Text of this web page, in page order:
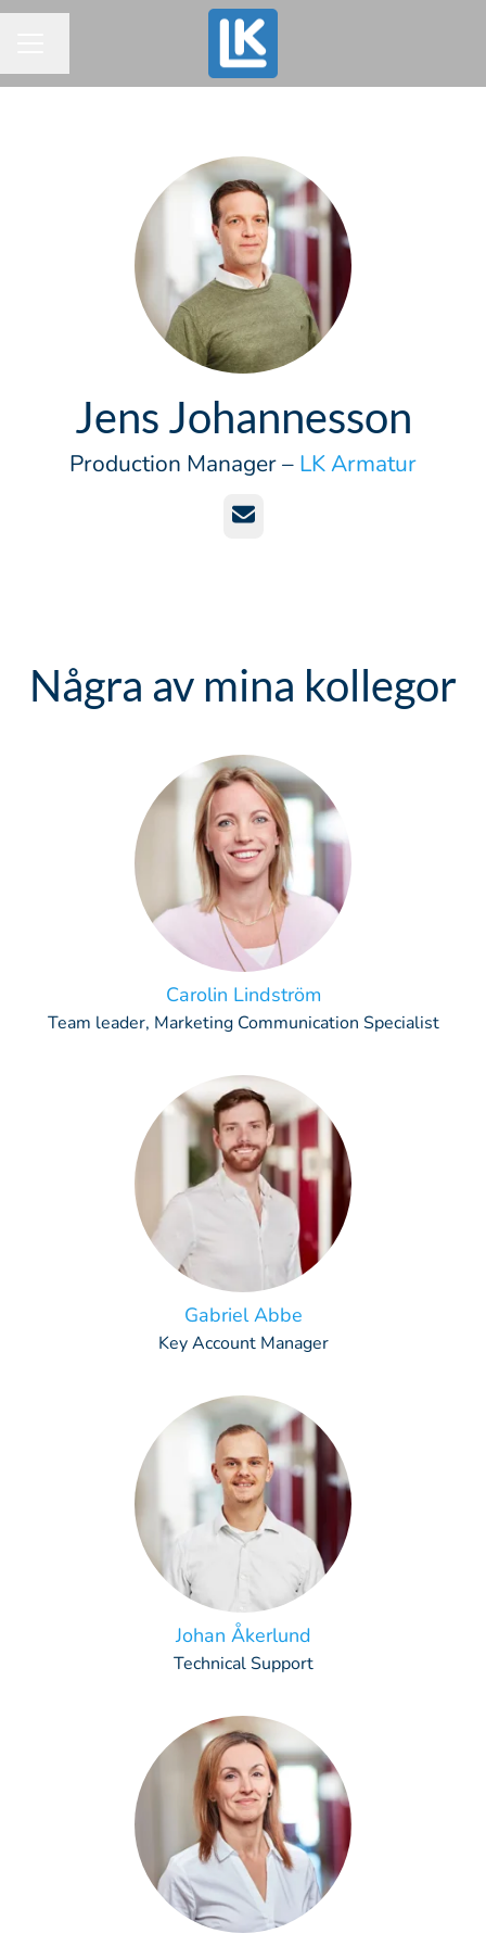
Jens Johannesson
Production Manager – LK Armatur
E-post
Några av mina kollegor
Carolin Lindström
Team leader, Marketing Communication Specialist
Gabriel Abbe
Key Account Manager
Johan Åkerlund
Technical Support